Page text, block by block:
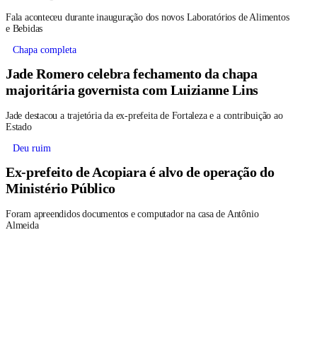
Fala aconteceu durante inauguração dos novos Laboratórios de Alimentos
e Bebidas
Chapa completa
Jade Romero celebra fechamento da chapa
majoritária governista com Luizianne Lins
Jade destacou a trajetória da ex-prefeita de Fortaleza e a contribuição ao
Estado
Deu ruim
Ex-prefeito de Acopiara é alvo de operação do
Ministério Público
Foram apreendidos documentos e computador na casa de Antônio
Almeida